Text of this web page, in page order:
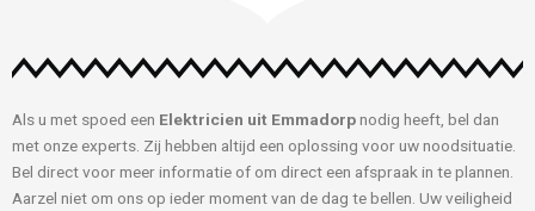
Als u met spoed een Elektricien uit Emmadorpnodig heeft, bel dan
met onze experts. Zij hebben altijd een oplossing voor uw noodsituatie.
Bel direct voor meer informatie of om direct een afspraak in te plannen.
Aarzel niet om ons op ieder moment van de dag te bellen. Uw veiligheid